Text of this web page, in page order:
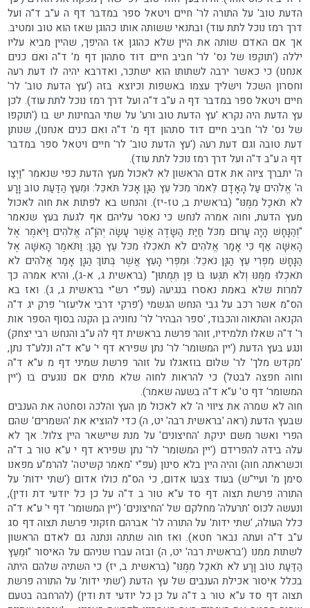
הדעת טוב' על התורה לר' חיים ויטאל ספר במדבר דף ה ע"ב ד"ה ועל
דרך רמז נוכל לתת עוד) ובתנאי ששותה אותו כהוגן שאז הוא טוב ומטיב.
אך אם האדם שותה את היין שלא כהוגן אז ההיפך, שהיין מביא עליו
יללה ('תוקפו של נס' לר' חביב חיים דוד סתהון דף מ' ד"ה ואם כנים
אנחנו) כי כאשר ירבה לשתותו הוא ישתכר, ואדרבא יהיה לו דעת רעה
וחסרון השכל וישליך עצמו באשפות וכיוצא בזה ('עץ הדעת טוב' לר'
חיים ויטאל ספר במדבר דף ה ע"ב ד"ה ועל דרך רמז נוכל לתת עוד). לכן
עץ הדעת היה נקרא 'עץ הדעת טוב ורע' על שתי הבחינות יש בו ('תוקפו
של נס' לר' חביב חיים דוד סתהון דף מ' ד"ה ואם כנים אנחנו), שנותן
דעת טובה וגם דעת רעה ('עץ הדעת טוב' לר' חיים ויטאל ספר במדבר
דף ה ע"ב ד"ה ועל דרך רמז נוכל לתת עוד).
ה' יתברך ציוה את אדם הראשון לא לאכול מעץ הדעת כפי שנאמר "וַיְצַו
ה' אֱלֹהִים עַל הָאָדָם לֵאמֹר מִכֹּל עֵץ הַגָּן אָכֹל תֹּאכֵל: וּמֵעֵץ הַדַּעַת טוֹב וָרָע
לֹא תֹאכַל מִמֶּנּוּ" (בראשית ב, טז-יז). והנחש בא לפתות את חוה לאכול
מעץ הדעת, וחוה אמרה לנחש כי נאסר עליהם אף לגעת בעץ שנאמר
"וְהַנָּחָשׁ הָיָה עָרוּם מִכֹּל חַיַּת הַשָּׂדֶה אֲשֶׁר עָשָׂה יְהֹוָ"ה אֱלֹהִים וַיֹּאמֶר אֶל
הָאִשָּׁה אַף כִּי אָמַר אֱלֹהִים לֹא תֹאכְלוּ מִכֹּל עֵץ הַגָּן: וַתֹּאמֶר הָאִשָּׁה אֶל
הַנָּחָשׁ מִפְּרִי עֵץ הַגָּן נֹאכֵל: וּמִפְּרִי הָעֵץ אֲשֶׁר בְּתוֹךְ הַגָּן אָמַר אֱלֹהִים לֹא
תֹאכְלוּ מִמֶּנּוּ וְלֹא תִגְּעוּ בּוֹ פֶּן תְּמֻתוּן" (בראשית ג, א-ג), והיא אמרה כך
למרות שלא באמת נאסרו בנגיעה (עפ"י רש"י בראשית ג, ג). ואז בא
הס"מ אשר רכב על גבי הנחש הגשמי ('פרקי דרבי אליעזר' פרק יג ד"ה
הקנאה והתאוה והכבוד, 'ספר הבהיר' לר' נחוניה בן הקנה בסוף הספר אות
ר' ד"ה שאלו תלמידיו, זוהר פרשת בראשית דף לה ע"ב והנחש רבי יצחק)
ונגע בעץ הדעת ('יין המשומר' לר' נתן שפירא דף י' ע"א ד"ה ונלע"ד נתן,
'מקדש מלך' לר' שלום בוזאגלו על זוהר פרשת שמיני דף מ ע"א ד"ה
וחוה חפצה לבטל) כי להראות לחוה שלא מתים אם נוגעים בו ('יין
המשומר' דף ט' ע"א ד"ה בשעה שאמר).
חוה לא שמרה את ציווי ה' לא לאכול מן העץ והלכה וסחטה את הענבים
שבעץ הדעת (ראה 'בראשית רבה' יט, ה) כדי להוציא את 'השמרים' שהם
הפרי ואשר משם יניקת 'החיצונים' על מנת שיישאר היין צלול. אך לא
עלה בידה להפרידם ('יין המשומר' לר' נתן שפירא דף י ע"א טור ב ד"ה
וכשראתה חוה) והיה היין בלא סינון (עפ"י 'מאמר קשיטה' להרמ"ע מפאנו
סימן מ' ועיי"ש) בעוד צבעו אדום, כי הס"מ כולו אדום ('שתי ידות' על
התורה פרשת תצוה דף סד ע"א טור ב ד"ה על כן כל יודעי דת ודין),
ונעשה לכוס 'תרעלה' מחלקם של 'החיצונים' ('יין המשומר' דף י' ע"א ד"ה
כלל העולה, 'שתי ידות' על התורה לר' אברהם חזקוני פרשת תצוה דף סג
ע"ב ד"ה ועתה נבאר חטא). ואז חוה שתתה ונתנה גם לאדם הראשון
לשתות ממנו ('בראשית רבה' יט, ה) ובזה עברו שניהם על האיסור "וּמֵעֵץ
הַדַּעַת טוֹב וָרָע לֹא תֹאכַל מִמֶּנּוּ" (בראשית ב, יז) כי השתיה שלהם היתה
בכלל איסור אכילת הענבים של עץ הדעת ('שתי ידות' על התורה פרשת
תצוה דף סד ע"א טור ב ד"ה על כן כל יודעי דת ודין) (להרחבה בטעם